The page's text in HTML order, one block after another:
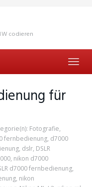
codieren
für
Fotografie,
fernbedienung, d7000
, dslr, DSLR
, nikon d7000
d7000 fernbedienung,
, nikon